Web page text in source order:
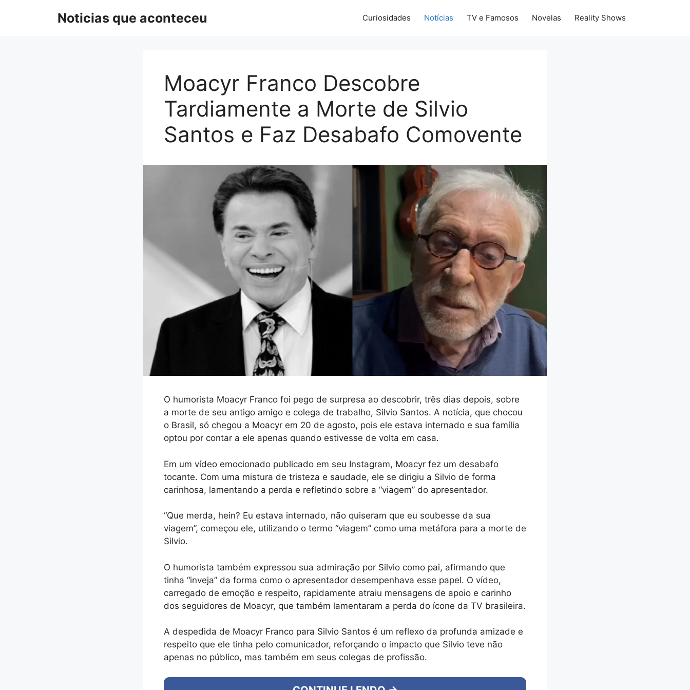
Noticias que aconteceu Curiosidades Notícias TV e Famosos Novelas Reality Shows
Moacyr Franco Descobre
Tardiamente a Morte de Silvio
Santos e Faz Desabafo Comovente
O humorista Moacyr Franco foi pego de surpresa ao descobrir, três dias depois, sobre
a morte de seu antigo amigo e colega de trabalho, Silvio Santos. A notícia, que chocou
o Brasil, só chegou a Moacyr em 20 de agosto, pois ele estava internado e sua família
optou por contar a ele apenas quando estivesse de volta em casa.
Em um vídeo emocionado publicado em seu Instagram, Moacyr fez um desabafo
tocante. Com uma mistura de tristeza e saudade, ele se dirigiu a Silvio de forma
carinhosa, lamentando a perda e refletindo sobre a “viagem” do apresentador.
“Que merda, hein? Eu estava internado, não quiseram que eu soubesse da sua
viagem”, começou ele, utilizando o termo “viagem” como uma metáfora para a morte de
Silvio.
O humorista também expressou sua admiração por Silvio como pai, afirmando que
tinha “inveja” da forma como o apresentador desempenhava esse papel. O vídeo,
carregado de emoção e respeito, rapidamente atraiu mensagens de apoio e carinho
dos seguidores de Moacyr, que também lamentaram a perda do ícone da TV brasileira.
A despedida de Moacyr Franco para Silvio Santos é um reflexo da profunda amizade e
respeito que ele tinha pelo comunicador, reforçando o impacto que Silvio teve não
apenas no público, mas também em seus colegas de profissão.